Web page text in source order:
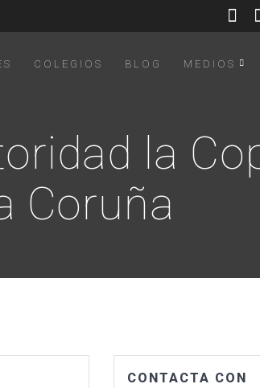
COLEGIOS BLOG MEDIOS
la
Coruña
CONTACTA CON